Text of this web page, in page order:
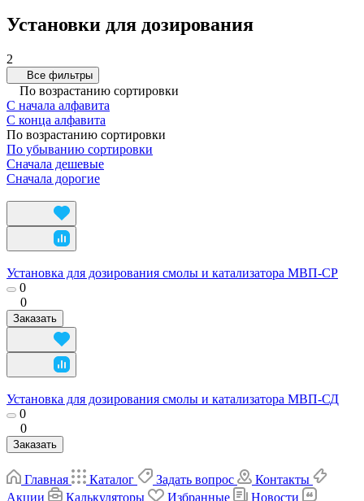
Установки для дозирования
2
Все фильтры
По возрастанию сортировки
С начала алфавита
С конца алфавита
По возрастанию сортировки
По убыванию сортировки
Сначала дешевые
Сначала дорогие
Установка для дозирования смолы и катализатора МВП-СР
0
0
Заказать
Установка для дозирования смолы и катализатора МВП-СД
0
0
Заказать
Главная Каталог Задать вопрос
Контакты
Акции
Калькуляторы Избранные Новости